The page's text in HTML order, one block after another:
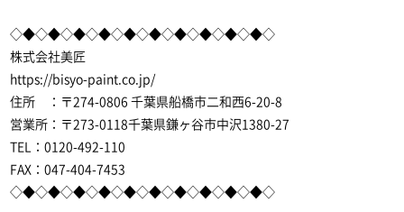
◇◆◇◆◇◆◇◆◇◆◇◆◇◆◇◆◇◆◇◆◇
株式会社美匠
https://bisyo-paint.co.jp/
住所 ：〒274-0806 千葉県船橋市二和西6-20-8
営業所：〒273-0118千葉県鎌ヶ谷市中沢1380-27
TEL：0120-492-110
FAX：047-404-7453
◇◆◇◆◇◆◇◆◇◆◇◆◇◆◇◆◇◆◇◆◇